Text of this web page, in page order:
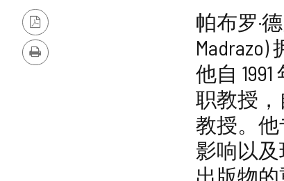
León
PDF
版
本
打
帕布罗·
他自
职教授，
教授。
影响以
出版物